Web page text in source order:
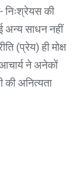
निःश्रेयस की
अन्य साधन नहीं
(प्रेय) ही मोक्ष
ने अनेकों
की अनित्यता